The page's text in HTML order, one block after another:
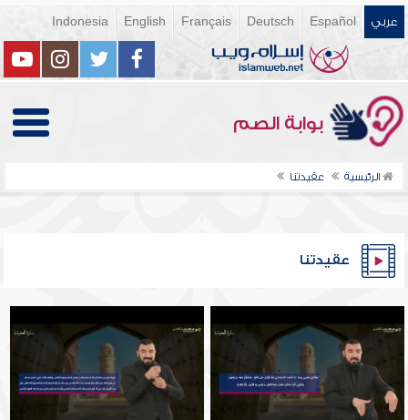
عربي Español
Deutsch
Français
English
Indonesia
بوابة الصم
الرئيسية عقيدتنا
عقيدتنا